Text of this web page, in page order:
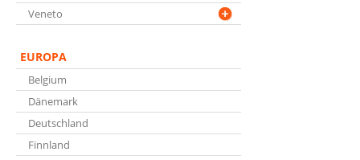
Veneto
EUROPA
Belgium
Dänemark
Deutschland
Finnland